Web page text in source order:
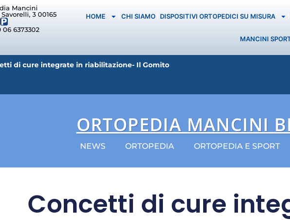
Mancini
3 00165
06 6373302
HOME CHI SIAMO DISPOSITIVI ORTOPEDICI SU MISURA
MANCINI
di cure integrate in riabilitazione- Il Gomito
ORTOPEDIA MANCINI
NEWS ORTOPEDIA ORTOPEDIA E SPORT
Concetti di cure